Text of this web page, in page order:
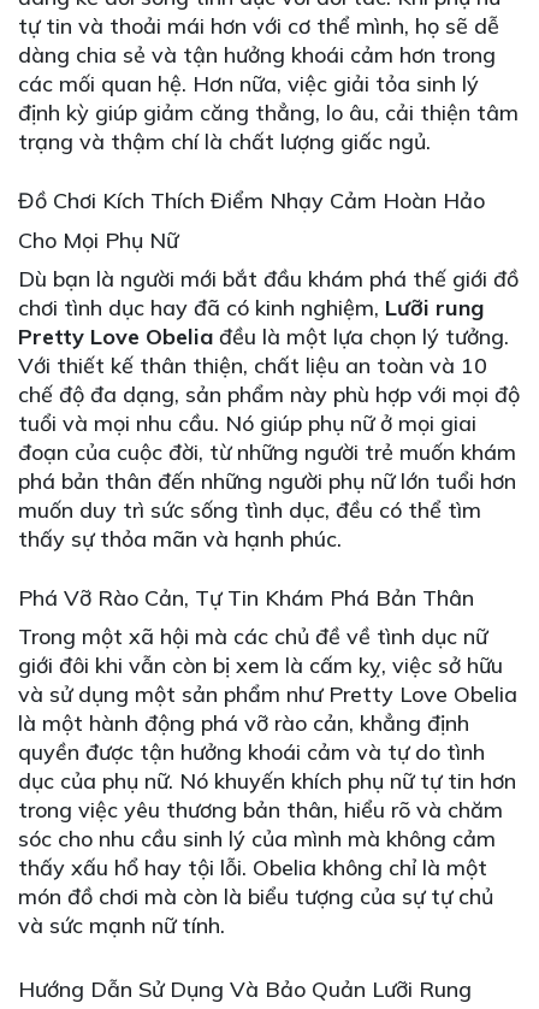
tự tin và thoải mái hơn với cơ thể mình, họ sẽ dễ
dàng chia sẻ và tận hưởng khoái cảm hơn trong
các mối quan hệ. Hơn nữa, việc giải tỏa sinh lý
định kỳ giúp giảm căng thẳng, lo âu, cải thiện tâm
trạng và thậm chí là chất lượng giấc ngủ.
Đồ Chơi Kích Thích Điểm Nhạy Cảm Hoàn Hảo
Cho Mọi Phụ Nữ
Dù bạn là người mới bắt đầu khám phá thế giới đồ
chơi tình dục hay đã có kinh nghiệm, Lưỡi rung
Pretty Love Obelia đều là một lựa chọn lý tưởng.
Với thiết kế thân thiện, chất liệu an toàn và 10
chế độ đa dạng, sản phẩm này phù hợp với mọi độ
tuổi và mọi nhu cầu. Nó giúp phụ nữ ở mọi giai
đoạn của cuộc đời, từ những người trẻ muốn khám
phá bản thân đến những người phụ nữ lớn tuổi hơn
muốn duy trì sức sống tình dục, đều có thể tìm
thấy sự thỏa mãn và hạnh phúc.
Phá Vỡ Rào Cản, Tự Tin Khám Phá Bản Thân
Trong một xã hội mà các chủ đề về tình dục nữ
giới đôi khi vẫn còn bị xem là cấm kỵ, việc sở hữu
và sử dụng một sản phẩm như Pretty Love Obelia
là một hành động phá vỡ rào cản, khẳng định
quyền được tận hưởng khoái cảm và tự do tình
dục của phụ nữ. Nó khuyến khích phụ nữ tự tin hơn
trong việc yêu thương bản thân, hiểu rõ và chăm
sóc cho nhu cầu sinh lý của mình mà không cảm
thấy xấu hổ hay tội lỗi. Obelia không chỉ là một
món đồ chơi mà còn là biểu tượng của sự tự chủ
và sức mạnh nữ tính.
Hướng Dẫn Sử Dụng Và Bảo Quản Lưỡi Rung